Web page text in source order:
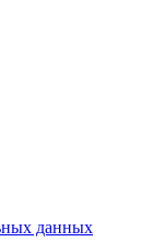
данных